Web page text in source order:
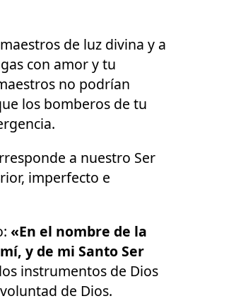
de luz divina y a
con amor y tu
no podrían
los bomberos de tu
a nuestro Ser
imperfecto e
«En el nombre de la
y de mi Santo Ser
instrumentos de Dios
de Dios.